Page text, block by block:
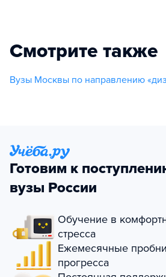
Смотрите также
Вузы Москвы по направлению
Готовим к
вузы России
Обучение в
стресса
Ежемесячные
прогресса